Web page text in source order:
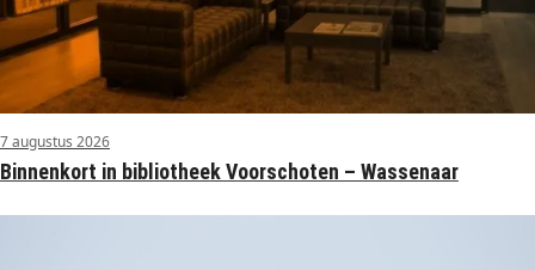
7 augustus 2026
Binnenkort in bibliotheek Voorschoten – Wassenaar